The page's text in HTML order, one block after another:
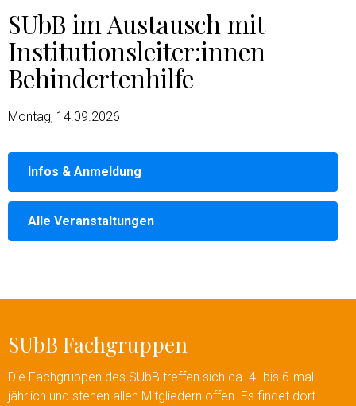
SUbB im Austausch mit
Institutionsleiter:innen
Behindertenhilfe
Montag, 14.09.2026
Infos & Anmeldung
Alle Veranstaltungen
SUbB Fachgruppen
Die Fachgruppen des SUbB treffen sich ca. 4- bis 6-mal
jährlich und stehen allen Mitgliedern offen. Es findet dort